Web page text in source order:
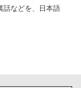
などを、日本語